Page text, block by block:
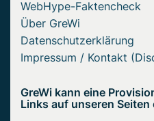
WebHype-Faktencheck
Über GreWi
Datenschutzerklärung
Impressum / Kontakt
GreWi kann eine
Links auf unseren Seiten